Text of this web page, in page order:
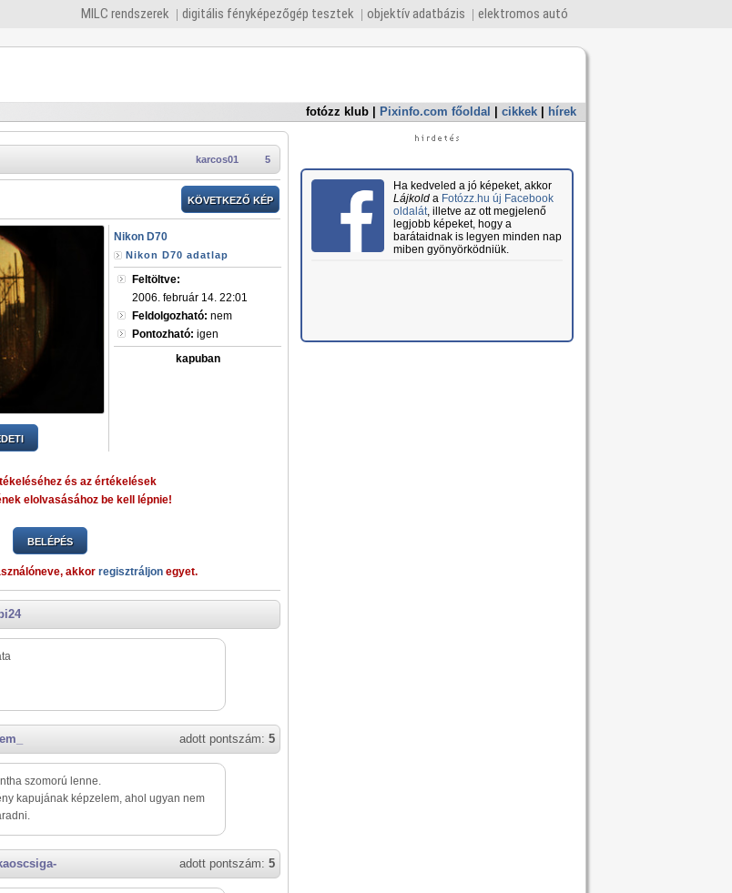
MILC rendszerek digitális fényképezőgép tesztek objektív adatbázis elektromos autó
fotózz klub Pixinfo.com főoldal cikkek hírek
5
karcos01
KÖVETKEZŐ KÉP
Nikon D70
Nikon D70 adatlap
Feltöltve:
2006. február 14. 22:01
Feldolgozható: nem
Pontozható: igen
kapuban
és az értékelések
elolvasásához be kell lépnie!
BELÉPÉS
akkor regisztráljon egyet.
adott pontszám: 5
szomorú lenne.
kapujának képzelem, ahol ugyan nem
adott pontszám: 5
Ha kedveled a jó képeket, akkor
Lájkolda Fotózz.hu új Facebook
oldalát, illetve az ott megjelenő
legjobb képeket, hogy a
barátaidnak is legyen minden nap
miben gyönyörködniük.